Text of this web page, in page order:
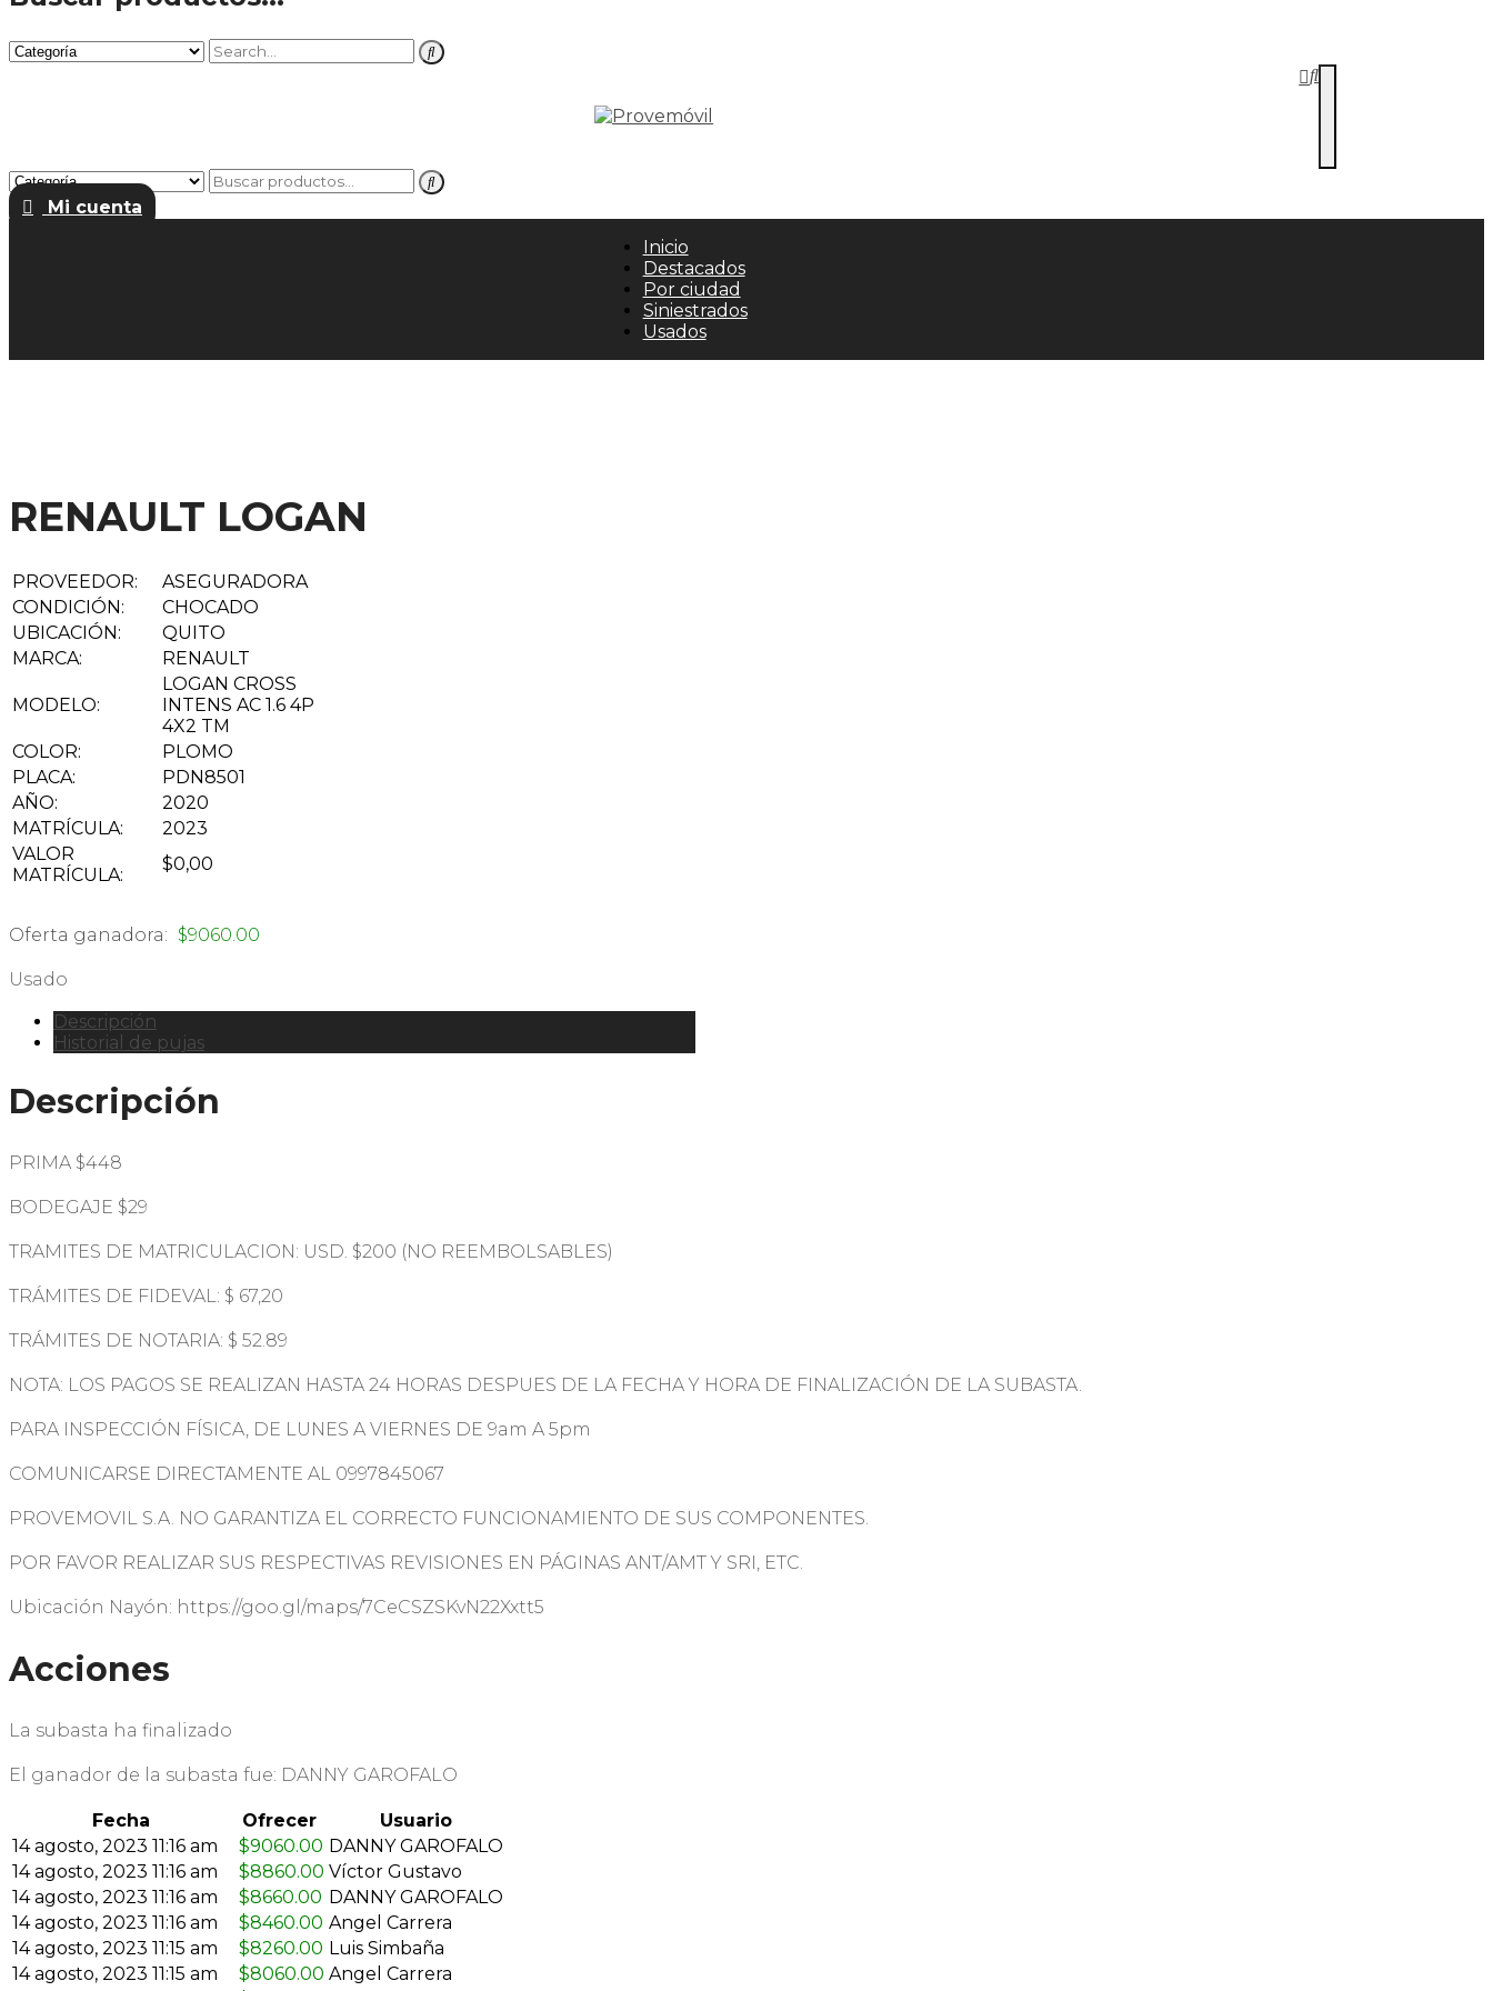
Mi cuenta
Inicio
Destacados
Por ciudad
Siniestrados
Usados
RENAULT LOGAN
PROVEEDOR:
ASEGURADORA
CONDICIÓN:
CHOCADO
UBICACIÓN:
QUITO
MARCA:
RENAULT
MODELO:
LOGAN CROSS
INTENS AC 1.6 4P
4X2 TM
COLOR:
PLOMO
PLACA:
PDN8501
AÑO:
2020
MATRÍCULA:
2023
VALOR
MATRÍCULA:
$0,00
Oferta ganadora: $9060.00
Usado
Descripción
Historial de pujas
Descripción
PRIMA $448
BODEGAJE $29
TRAMITES DE MATRICULACION: USD. $200 (NO REEMBOLSABLES)
TRÁMITES DE FIDEVAL: $ 67,20
TRÁMITES DE NOTARIA: $ 52.89
NOTA: LOS PAGOS SE REALIZAN HASTA 24 HORAS DESPUES DE LA FECHA Y HORA DE FINALIZACIÓN DE LA SUBASTA.
PARA INSPECCIÓN FÍSICA, DE LUNES A VIERNES DE 9am A 5pm
COMUNICARSE DIRECTAMENTE AL 0997845067
PROVEMOVIL S.A. NO GARANTIZA EL CORRECTO FUNCIONAMIENTO DE SUS COMPONENTES.
POR FAVOR REALIZAR SUS RESPECTIVAS REVISIONES EN PÁGINAS ANT/AMT Y SRI, ETC.
Ubicación Nayón: https://goo.gl/maps/7CeCSZSKvN22Xxtt5
Acciones
La subasta ha finalizado
El ganador de la subasta fue: DANNY GAROFALO
Fecha Ofrecer
Usuario
14 agosto, 2023 11:16 am
$9060.00 DANNY GAROFALO
14 agosto, 2023 11:16 am
$8860.00 Víctor Gustavo
14 agosto, 2023 11:16 am
$8660.00 DANNY GAROFALO
14 agosto, 2023 11:16 am
$8460.00 Angel Carrera
14 agosto, 2023 11:15 am
$8260.00 Luis Simbaña
14 agosto, 2023 11:15 am
$8060.00 Angel Carrera